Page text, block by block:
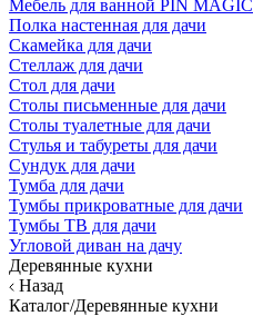
Мебель для ванной PIN MAGIC
Полка настенная для дачи
Скамейка для дачи
Стеллаж для дачи
Стол для дачи
Столы письменные для дачи
Столы туалетные для дачи
Стулья и табуреты для дачи
Сундук для дачи
Тумба для дачи
Тумбы прикроватные для дачи
Тумбы ТВ для дачи
Угловой диван на дачу
Деревянные кухни
Назад
Каталог/Деревянные кухни